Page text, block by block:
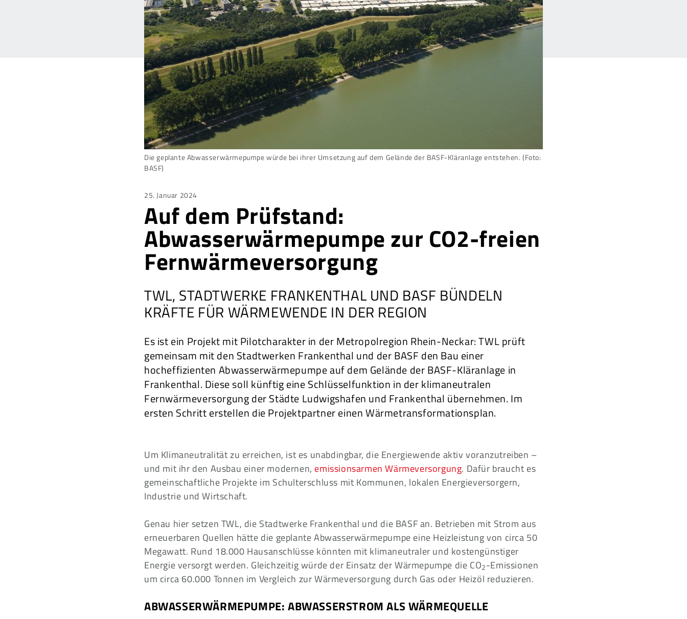
Die geplante Abwasserwärmepumpe würde bei ihrer Umsetzung auf dem Gelände der BASF-Kläranlage entstehen. (Foto:
BASF)
Posted
25. Januar 2024
Auf dem Prüfstand:
Abwasserwärmepumpe zur CO2-freien
Fernwärmeversorgung
TWL, STADTWERKE FRANKENTHAL UND BASF BÜNDELN
KRÄFTE FÜR WÄRMEWENDE IN DER REGION
Es ist ein Projekt mit Pilotcharakter in der Metropolregion Rhein-Neckar: TWL prüft
gemeinsam mit den Stadtwerken Frankenthal und der BASF den Bau einer
hocheffizienten Abwasserwärmepumpe auf dem Gelände der BASF-Kläranlage in
Frankenthal. Diese soll künftig eine Schlüsselfunktion in der klimaneutralen
Fernwärmeversorgung der Städte Ludwigshafen und Frankenthal übernehmen. Im
ersten Schritt erstellen die Projektpartner einen Wärmetransformationsplan.
Um Klimaneutralität zu erreichen, ist es unabdingbar, die Energiewende aktiv voranzutreiben –
und mit ihr den Ausbau einer modernen, emissionsarmen Wärmeversorgung. Dafür braucht es
gemeinschaftliche Projekte im Schulterschluss mit Kommunen, lokalen Energieversorgern,
Industrie und Wirtschaft.
Genau hier setzen TWL, die Stadtwerke Frankenthal und die BASF an. Betrieben mit Strom aus
erneuerbaren Quellen hätte die geplante Abwasserwärmepumpe eine Heizleistung von circa 50
Megawatt. Rund 18.000 Hausanschlüsse könnten mit klimaneutraler und kostengünstiger
Energie versorgt werden. Gleichzeitig würde der Einsatz der Wärmepumpe die CO2-Emissionen
um circa 60.000 Tonnen im Vergleich zur Wärmeversorgung durch Gas oder Heizöl reduzieren.
ABWASSERWÄRMEPUMPE: ABWASSERSTROM ALS WÄRMEQUELLE